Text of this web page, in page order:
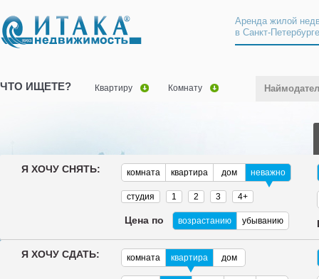
Аренда жилой
в Санкт-
ЧТО ИЩЕТЕ? Квартиру Комнату
Я ХОЧУ СНЯТЬ: комната квартира дом неважно
студия 1 2 3 4+
Цена по возрастанию убыванию
Я ХОЧУ СДАТЬ: комната квартира дом